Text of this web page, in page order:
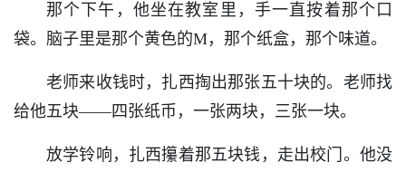
那个下午，他坐在教室里，手一直按着那个口
袋。脑子里是那个黄色的M，那个纸盒，那个味道。
老师来收钱时，扎西掏出那张五十块的。老师找
给他五块——四张纸币，一张两块，三张一块。
放学铃响，扎西攥着那五块钱，走出校门。他没